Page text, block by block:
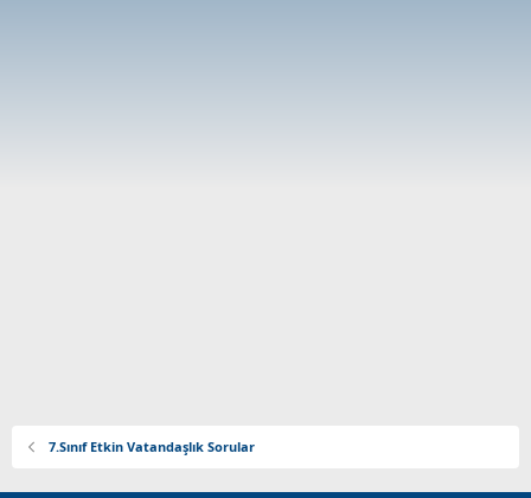
7.Sınıf Etkin Vatandaşlık Sorular